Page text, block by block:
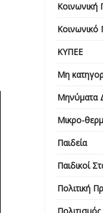
Κοινωνική
Κοινωνικό
ΚΥΠΕΕ
Μη
Μηνύματα
Μικρο-
Παιδεία
Παιδικοί
Πολιτική